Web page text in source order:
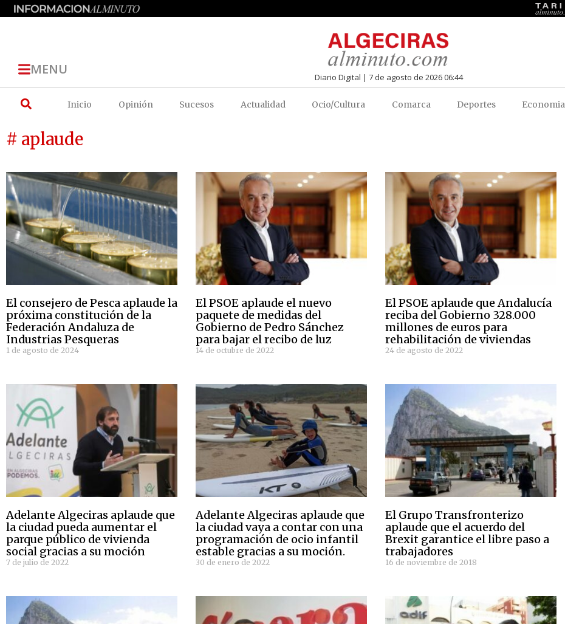
MENU Diario Digital | 7 de agosto de 2026 06:44
Inicio Opinión Sucesos Actualidad Ocio/Cultura Comarca Deportes Economia
# aplaude
El consejero de Pesca aplaude la
próxima constitución de la
Federación Andaluza de
Industrias Pesqueras
1 de agosto de 2024
El PSOE aplaude el nuevo
paquete de medidas del
Gobierno de Pedro Sánchez
para bajar el recibo de luz
14 de octubre de 2022
El PSOE aplaude que Andalucía
reciba del Gobierno 328.000
millones de euros para
rehabilitación de viviendas
24 de agosto de 2022
Adelante Algeciras aplaude que
la ciudad pueda aumentar el
parque público de vivienda
social gracias a su moción
7 de julio de 2022
Adelante Algeciras aplaude que
la ciudad vaya a contar con una
programación de ocio infantil
estable gracias a su moción.
30 de enero de 2022
El Grupo Transfronterizo
aplaude que el acuerdo del
Brexit garantice el libre paso a
trabajadores
16 de noviembre de 2018